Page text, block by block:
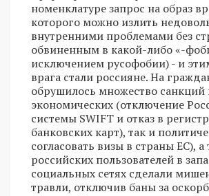
номенклатуре запрос на образ
которого можно излить
внутренними проблемами без
обвиненным в какой-либо «-
исключением русофобии) - и
врага стали россияне. На
обрушилось множество санкций
экономических (отключение
системы SWIFT и отказ в
банковских карт), так и
согласовать визы в страны ЕС), а
российских пользователей в
социальных сетях сделали
травли, отключив баны за